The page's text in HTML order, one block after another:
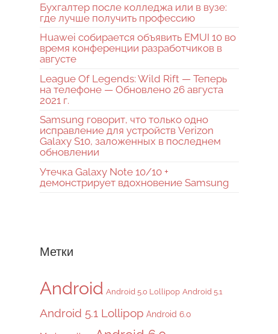
Бухгалтер после колледжа или в вузе:
где лучше получить профессию
Huawei собирается объявить EMUI 10 во
время конференции разработчиков в
августе
League Of Legends: Wild Rift — Теперь
на телефоне — Обновлено 26 августа
2021 г.
Samsung говорит, что только одно
исправление для устройств Verizon
Galaxy S10, заложенных в последнем
обновлении
Утечка Galaxy Note 10/10 +
демонстрирует вдохновение Samsung
Метки
Android Android 5.0 Lollipop Android 5.1
Android 5.1 Lollipop Android 6.0